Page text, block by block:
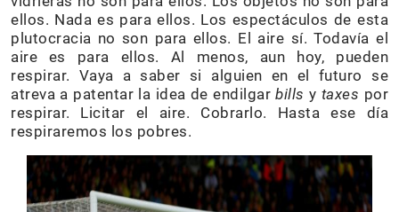
ellos. Nada es para ellos. Los espectáculos de esta
plutocracia no son para ellos. El aire sí. Todavía el
aire es para ellos. Al menos, aun hoy, pueden
respirar. Vaya a saber si alguien en el futuro se
atreva a patentar la idea de endilgarbills y taxes por
respirar. Licitar el aire. Cobrarlo. Hasta ese día
respiraremos los pobres.